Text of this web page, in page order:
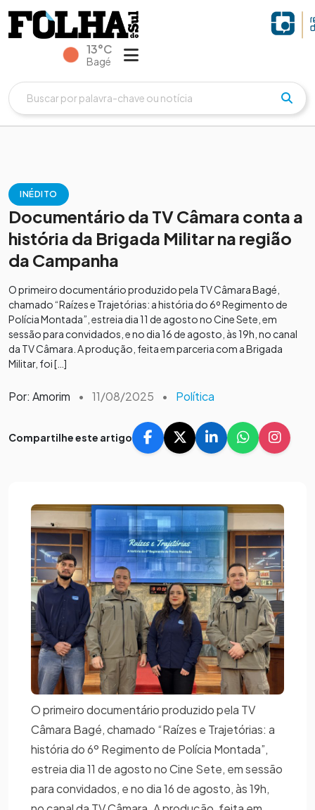
13°C
Bagé
INÉDITO
Documentário da TV Câmara conta a
história da Brigada Militar na região
da Campanha
O primeiro documentário produzido pela TV Câmara Bagé,
chamado “Raízes e Trajetórias: a história do 6º Regimento de
Polícia Montada”, estreia dia 11 de agosto no Cine Sete, em
sessão para convidados, e no dia 16 de agosto, às 19h, no canal
da TV Câmara. A produção, feita em parceria com a Brigada
Militar, foi […]
Por: Amorim • 11/08/2025 • Política
Compartilhe este artigo
O primeiro documentário produzido pela TV
Câmara Bagé, chamado “Raízes e Trajetórias: a
história do 6º Regimento de Polícia Montada”,
estreia dia 11 de agosto no Cine Sete, em sessão
para convidados, e no dia 16 de agosto, às 19h,